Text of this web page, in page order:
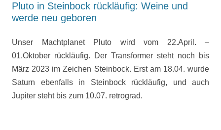
Pluto in Steinbock rückläufig: Weine und
werde neu geboren
Unser Machtplanet Pluto wird vom 22.April. –
01.Oktober rückläufig. Der Transformer steht noch bis
März 2023 im Zeichen Steinbock. Erst am 18.04. wurde
Saturn ebenfalls in Steinbock rückläufig, und auch
Jupiter steht bis zum 10.07. retrograd.